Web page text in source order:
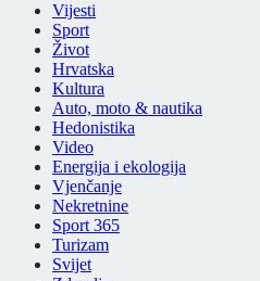
Vijesti
Sport
Život
Hrvatska
Kultura
Auto, moto & nautika
Hedonistika
Video
Energija i ekologija
Vjenčanje
Nekretnine
Sport 365
Turizam
Svijet